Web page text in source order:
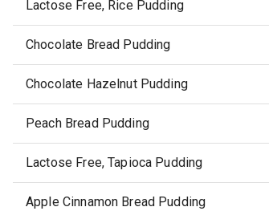
Lactose Free, Rice Pudding
Chocolate Bread Pudding
Chocolate Hazelnut Pudding
Peach Bread Pudding
Lactose Free, Tapioca Pudding
Apple Cinnamon Bread Pudding